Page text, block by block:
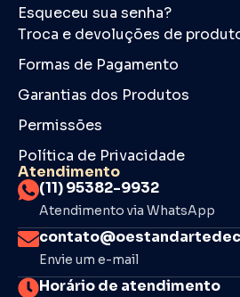
Esqueceu sua senha?
Troca e devoluções de
Formas de Pagamento
Garantias dos Produtos
Permissões
Política de Privacidade
Atendimento
(11) 95382-9932
Atendimento via WhatsApp
Envie um e-mail
Horário de atendimento